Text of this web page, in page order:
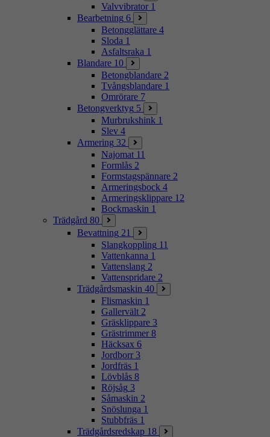
Valvvibrator 1
Bearbetning 6
Betongglättare 4
Sloda 1
Asfaltsraka 1
Blandare 10
Betongblandare 2
Tvångsblandare 1
Omrörare 7
Betongverktyg 5
Murbrukshink 1
Slev 4
Armering 32
Najomat 11
Formlås 2
Formstagspännare 2
Armeringsbock 4
Armeringsklippare 12
Bockmaskin 1
Trädgård 80
Bevattning 21
Slangkoppling 11
Vattenkanna 1
Vattenslang 2
Vattenspridare 2
Trädgårdsmaskin 40
Flismaskin 1
Gallervält 2
Gräsklippare 3
Grästrimmer 8
Häcksax 6
Jordborr 3
Jordfräs 1
Lövblås 8
Röjsåg 3
Såmaskin 2
Snöslunga 1
Stubbfräs 1
Trädgårdsredskap 18